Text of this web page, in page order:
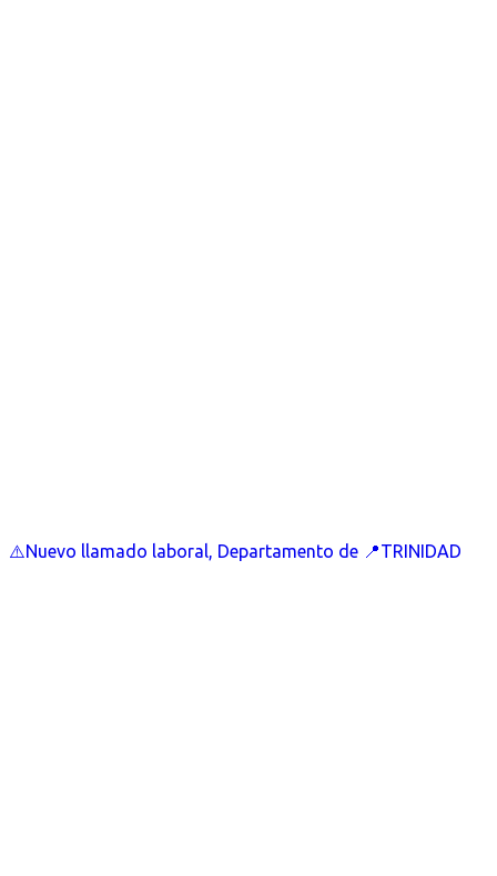
⚠️Nuevo llamado laboral, Departamento de 📍TRINIDAD